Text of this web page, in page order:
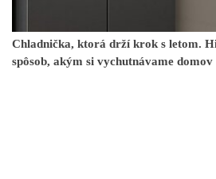
Chladnička, ktorá drží krok s letom.
spôsob, akým si vychutnávame domov